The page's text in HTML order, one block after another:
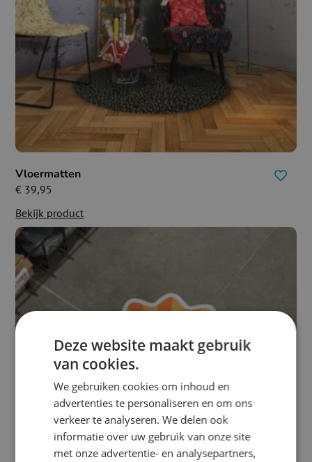
Vloermatten
€ 39,95
Bekijk product
Deze website maakt gebruik
van cookies.
We gebruiken cookies om inhoud en
advertenties te personaliseren en om ons
verkeer te analyseren. We delen ook
informatie over uw gebruik van onze site
met onze advertentie- en analysepartners,